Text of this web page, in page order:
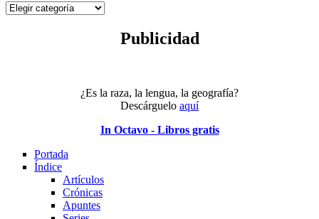
Por
Publicidad
¿Es la raza, la lengua, la geografía?
Descárguelo aquí
In Octavo - Libros gratis
Portada
Índice
Artículos
Crónicas
Apuntes